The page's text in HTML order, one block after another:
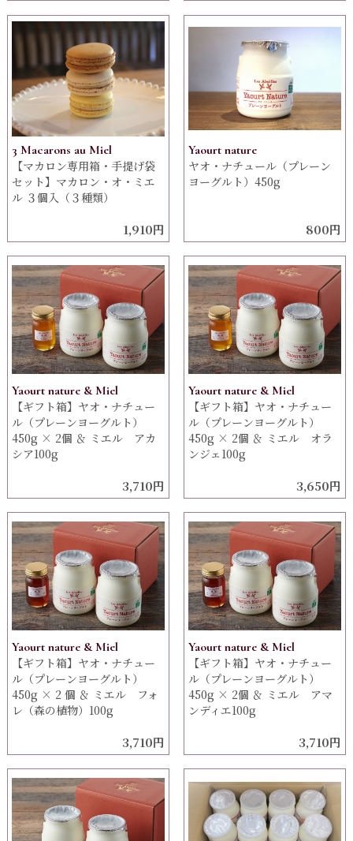
3 Macarons au Miel
【マカロン専用箱・手提げ袋
セット】マカロン・オ・ミエ
ル ３個入（３種類）
1,910円
Yaourt nature
ヤオ・ナチュール（プレーン
ヨーグルト）450g
800円
Yaourt nature & Miel
【ギフト箱】ヤオ・ナチュー
ル（プレーンヨーグルト）
450g × 2個 ＆ ミエル アカ
シア100g
3,710円
Yaourt nature & Miel
【ギフト箱】ヤオ・ナチュー
ル（プレーンヨーグルト）
450g × 2個 ＆ ミエル オラ
ンジェ100g
3,650円
Yaourt nature & Miel
【ギフト箱】ヤオ・ナチュー
ル（プレーンヨーグルト）
450g × 2 個 ＆ ミエル フォ
レ（森の植物）100g
3,710円
Yaourt nature & Miel
【ギフト箱】ヤオ・ナチュー
ル（プレーンヨーグルト）
450g × 2個 ＆ ミエル アマ
ンディエ100g
3,710円